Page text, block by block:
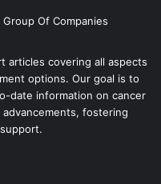
Of Companies
articles covering all aspects
options. Our goal is to
date information on cancer
fostering